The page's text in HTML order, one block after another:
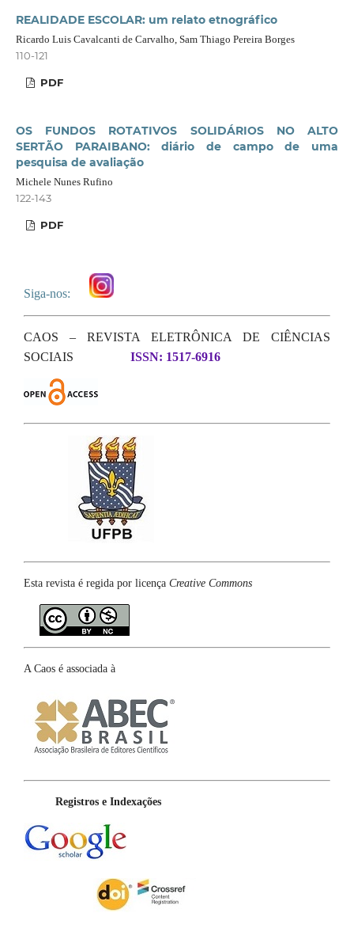
REALIDADE ESCOLAR: um relato etnográfico
Ricardo Luis Cavalcanti de Carvalho, Sam Thiago Pereira Borges
110-121
PDF
OS FUNDOS ROTATIVOS SOLIDÁRIOS NO ALTO
SERTÃO PARAIBANO: diário de campo de uma
pesquisa de avaliação
Michele Nunes Rufino
122-143
PDF
Siga-nos:
CAOS – REVISTA ELETRÔNICA DE CIÊNCIAS
SOCIAIS
ISSN: 1517-6916
Esta revista é regida por licença Creative Commons
A Caos é associada à
Registros e Indexações